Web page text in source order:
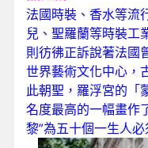
法國時裝、香水等流
兒、聖羅蘭等時裝工
則彷彿正訴說著法國
世界藝術文化中心，
此朝聖，羅浮宮的「
名度最高的一幅畫作
黎”為五十個一生人